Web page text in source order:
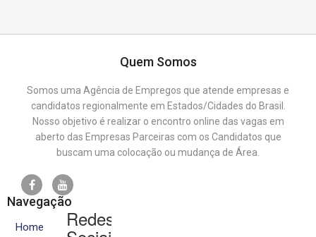
Quem Somos
Somos uma Agência de Empregos que atende empresas e
candidatos regionalmente em Estados/Cidades do Brasil.
Nosso objetivo é realizar o encontro online das vagas em
aberto das Empresas Parceiras com os Candidatos que
buscam uma colocação ou mudança de Área.
Navegação
Home
Redes